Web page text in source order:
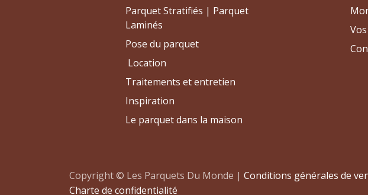
Parquet Stratifiés | Parquet
Laminés
Pose du parquet
Location
Traitements et entretien
Inspiration
Le parquet dans la maison
Copyright © Les Parquets Du Monde | Conditions générales de
Charte de confidentialité